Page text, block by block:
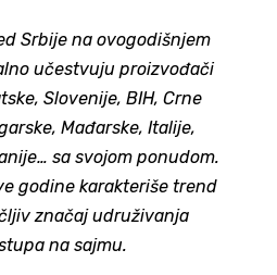
Srbije na ovogodišnjem
učestvuju proizvođači
Slovenije, BIH, Crne
Mađarske, Italije,
sa svojom ponudom.
godine karakteriše trend
značaj udruživanja
na sajmu.